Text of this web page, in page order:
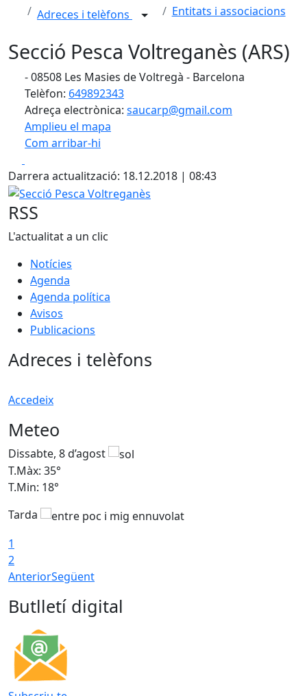
Adreces i telèfons Entitats i associacions
Secció Pesca Voltreganès (ARS)
- 08508 Les Masies de Voltregà - Barcelona
Telèfon: 649892343
Adreça electrònica: saucarp@gmail.com
Amplieu el mapa
Com arribar-hi
+
−
Darrera actualització: 18.12.2018 | 08:43
Secció Pesca Voltreganès
RSS
L'actualitat a un clic
Notícies
Agenda
Agenda política
Avisos
Publicacions
Adreces i telèfons
Accedeix
Meteo
Dissabte, 8 d’agost
T.Màx: 35°
T.Min: 18°
Tarda
1
2
AnteriorSegüent
Butlletí digital